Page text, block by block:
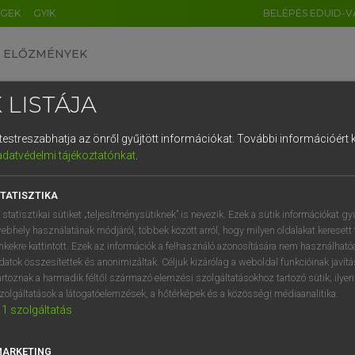
GYIK BELÉPÉS EDUID-
ELŐZMÉNYEK
egyetemes nagyszótár
VAN ELŐFIZETÉSED?
megtekintéséhez.
LISTÁJA
az önről gyűjtött információkat. További információért
tájékoztatónkat.
statisztikai sütiket „teljesítménysütiknek” is nevezik. Ezek a sütik információkat
használatának módjáról, többek között arról, hogy milyen oldalakat keresett
kattintott. Ezek az információk a felhasználó azonosítására nem
összesítettek és anonimizáltak. Céljuk kizárólag a weboldal funkcióinak
a harmadik féltől származó elemzési szolgáltatásokhoz tartozó sütik;
a látogatóelemzések, a hőtérképek és a közösségi médiaanalitika.
1 szolgáltatás
DE CN FR ES IT NL
1 2 3 4 5 6 7 8 9
q w e r t z u i
a s d f g h j k l é
í y x c v b n m , .